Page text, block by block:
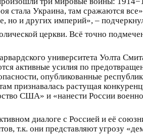
стала Украина, там сражаются
но и других империй», –
церкви. Всё точно
университета Уолта
активные усилия по
опубликованные
признавалась растущая
США» и «нанести России
диалоге с Россией и её
т.к. они представляют угрозу